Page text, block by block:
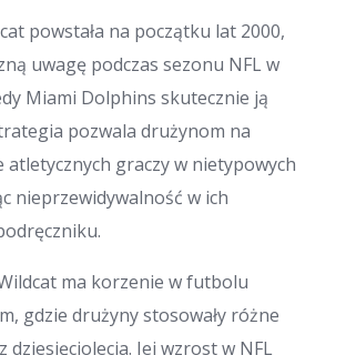
powstała na początku lat 2000,
uwagę podczas sezonu NFL w
Miami Dolphins skutecznie ją
pozwala drużynom na
graczy w nietypowych
nieprzewidywalność w ich
ma korzenie w futbolu
gdzie drużyny stosowały różne
dziesięciolecia. Jej wzrost w NFL